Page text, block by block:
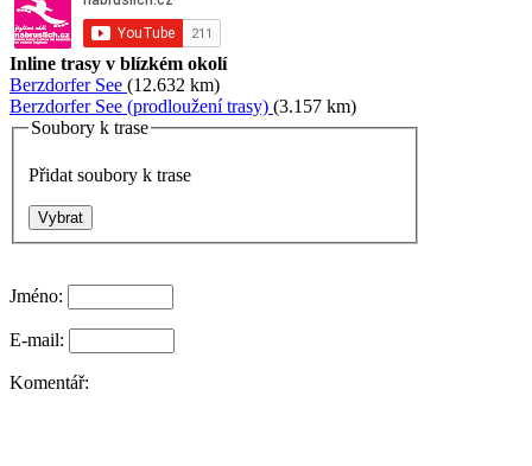
Inline trasy v blízkém okolí
Berzdorfer See (12.632 km)
Berzdorfer See (prodloužení trasy) (3.157 km)
Soubory k trase
Přidat soubory k trase
Jméno:
E-mail:
Komentář: